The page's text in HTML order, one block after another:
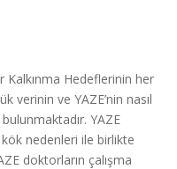
Hedeflerinin her
verinin ve YAZE’nin nasıl
YAZE
kök nedenleri ile birlikte
doktorların çalışma